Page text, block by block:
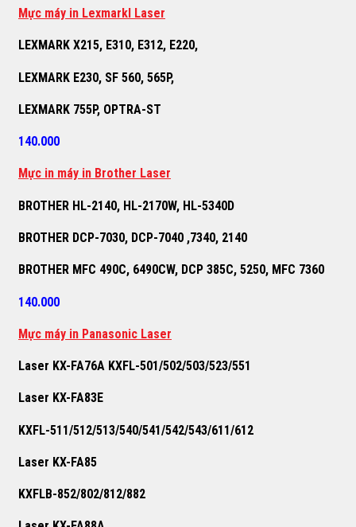
Mực máy in Lexmarkl Laser
LEXMARK X215, E310, E312, E220,
LEXMARK E230, SF 560, 565P,
LEXMARK 755P, OPTRA-ST
140.000
Mực in máy in Brother Laser
BROTHER HL-2140, HL-2170W, HL-5340D
BROTHER DCP-7030, DCP-7040 ,7340, 2140
BROTHER MFC 490C, 6490CW, DCP 385C, 5250, MFC 7360
140.000
Mực máy in Panasonic Laser
Laser KX-FA76A KXFL-501/502/503/523/551
Laser KX-FA83E
KXFL-511/512/513/540/541/542/543/611/612
Laser KX-FA85
KXFLB-852/802/812/882